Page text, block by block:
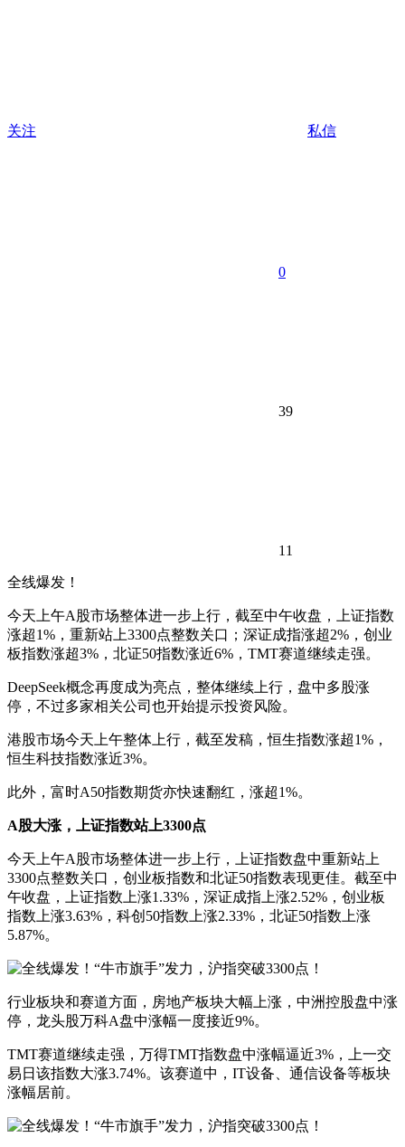
关注 私信
0
39
11
全线爆发！
今天上午A股市场整体进一步上行，截至中午收盘，上证指数
涨超1%，重新站上3300点整数关口；深证成指涨超2%，创业
板指数涨超3%，北证50指数涨近6%，TMT赛道继续走强。
DeepSeek概念再度成为亮点，整体继续上行，盘中多股涨
停，不过多家相关公司也开始提示投资风险。
港股市场今天上午整体上行，截至发稿，恒生指数涨超1%，
恒生科技指数涨近3%。
此外，富时A50指数期货亦快速翻红，涨超1%。
A股大涨，上证指数站上3300点
今天上午A股市场整体进一步上行，上证指数盘中重新站上
3300点整数关口，创业板指数和北证50指数表现更佳。截至中
午收盘，上证指数上涨1.33%，深证成指上涨2.52%，创业板
指数上涨3.63%，科创50指数上涨2.33%，北证50指数上涨
5.87%。
行业板块和赛道方面，房地产板块大幅上涨，中洲控股盘中涨
停，龙头股万科A盘中涨幅一度接近9%。
TMT赛道继续走强，万得TMT指数盘中涨幅逼近3%，上一交
易日该指数大涨3.74%。该赛道中，IT设备、通信设备等板块
涨幅居前。